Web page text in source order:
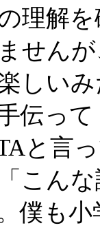
理解
せん
しい
伝っ
と言
こん
僕も